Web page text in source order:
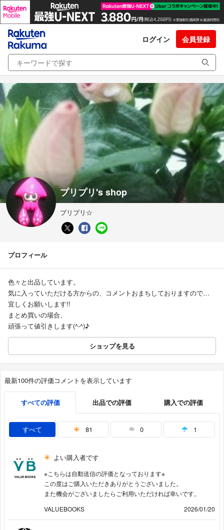
ログイン 会員登録
プリプリ's shop
プリプリ☆
プロフィール
色々と出品しています。
気に入っていただける方からの、コメントおまちしておりますので…
宜しくお願いします!!
まとめ買いの場合、
頑張って値引きします(^-^)♪
ショップを見る
最新100件の評価コメントを表示しています
すべての評価 出品での評価 購入での評価
すべて 81 0 1
よい購入者です
※こちらは自動送信の評価となっております※
この度はご購入いただきありがとうございました。
また機会がございましたらご利用いただければ幸いです。
VALUEBOOKS
2026/01/20